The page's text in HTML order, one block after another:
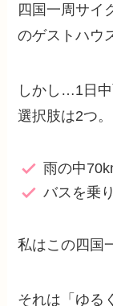
四国一周サイ
のゲストハウ
しかし…1日
選択肢は2つ。
雨の中
バスを乗
私はこの四国
それは「ゆる